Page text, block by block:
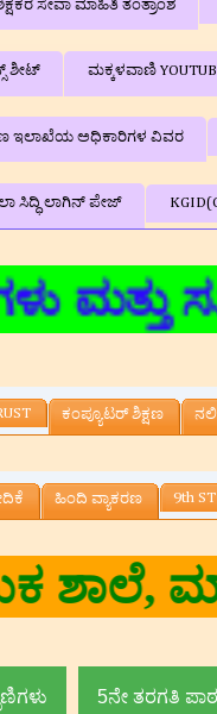
ಸೇವಾ ಮಾಹಿತಿ ತಂತ್ರಾಂಶ
ಶೀಟ್ ಮಕ್ಕಳವಾಣಿ
ಇಲಾಖೆಯ ಅಧಿಕಾರಿಗಳ ವಿವರ
ಸಿದ್ಧಿ ಲಾಗಿನ್‌ ಪೇಜ್
ಕಂಪ್ಯೂಟರ್‌ ಶಿಕ್ಷಣ
ಹಿಂದಿ ವ್ಯಾಕರಣ 9th
5ನೇ ತರಗತಿ